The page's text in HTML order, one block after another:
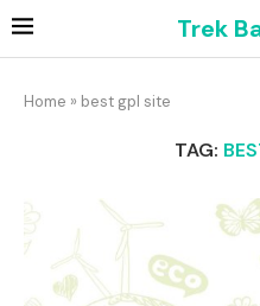
Trek
Home » best gpl site
TAG: